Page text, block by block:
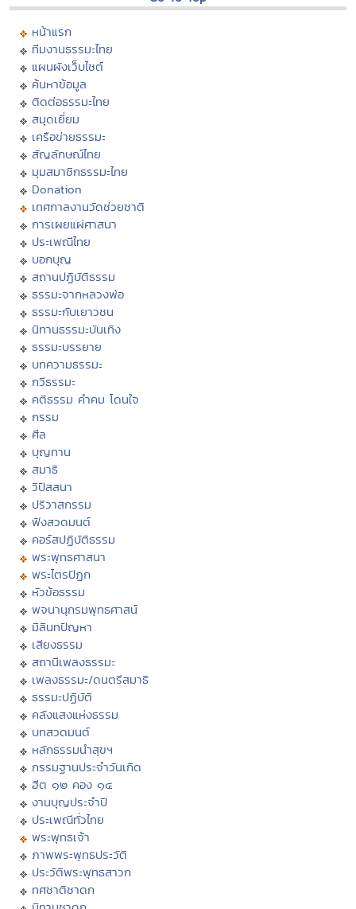
หน้าแรก
ทีมงานธรรมะไทย
แผนผังเว็บไซต์
ค้นหาข้อมูล
ติดต่อธรรมะไทย
สมุดเยี่ยม
เครือข่ายธรรมะ
สัญลักษณ์ไทย
มุมสมาชิกธรรมะไทย
Donation
เทศกาลงานวัดช่วยชาติ
การเผยแผ่ศาสนา
ประเพณีไทย
บอกบุญ
สถานปฏิบัติธรรม
ธรรมะจากหลวงพ่อ
ธรรมะกับเยาวชน
นิทานธรรมะบันเทิง
ธรรมะบรรยาย
บทความธรรมะ
กวีธรรมะ
คติธรรม คำคม โดนใจ
กรรม
ศีล
บุญทาน
สมาธิ
วิปัสสนา
ปริวาสกรรม
ฟังสวดมนต์
คอร์สปฏิบัติธรรม
พระพุทธศาสนา
พระไตรปิฏก
หัวข้อธรรม
พจนานุกรมพุทธศาสน์
มิลินทปัญหา
เสียงธรรม
สถานีเพลงธรรมะ
เพลงธรรมะ/ดนตรีสมาธิ
ธรรมะปฏิบัติ
คลังแสงแห่งธรรม
บทสวดมนต์
หลักธรรมนำสุขฯ
กรรมฐานประจำวันเกิด
ฮีต ๑๒ คอง ๑๔
งานบุญประจำปี
ประเพณีทั่วไทย
พระพุทธเจ้า
ภาพพระพุทธประวัติ
ประวัติพระพุทธสาวก
ทศชาติชาดก